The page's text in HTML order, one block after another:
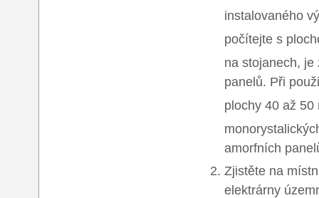
instalovaného
počítejte s
na stojanech,
panelů. Při
plochy 40 až 50
amorfních
Zjistěte na
elektrárny